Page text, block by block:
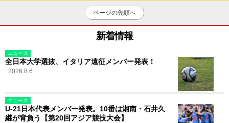
ページの先頭へ
新着情報
ニュース
全日本大学選抜、イタリア遠征メンバー発表！
2026.8.6
ニュース
U-21日本代表メンバー発表。10番は湘南・石井久
継が背負う【第20回アジア競技大会】